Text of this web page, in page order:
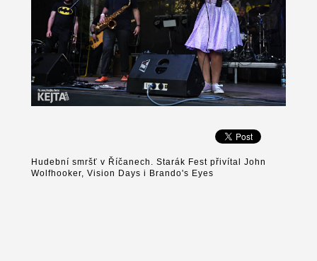
Hudební smršť v Říčanech. Starák Fest přivítal John
Wolfhooker, Vision Days i Brando's Eyes